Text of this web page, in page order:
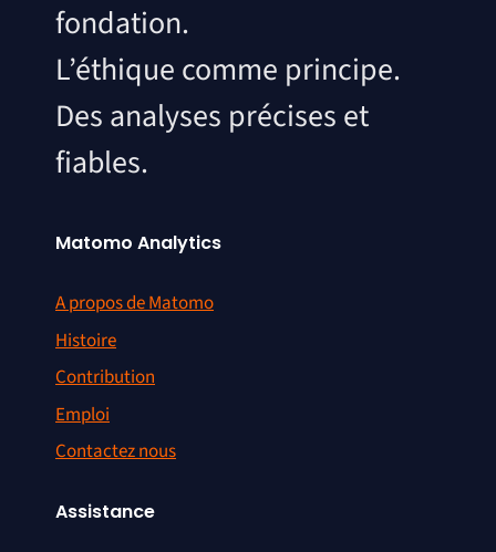
fondation.
L’éthique comme principe.
Des analyses précises et
fiables.
Matomo Analytics
A propos de Matomo
Histoire
Contribution
Emploi
Contactez nous
Assistance